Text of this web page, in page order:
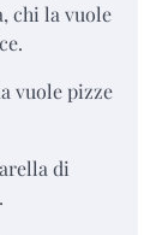
chi la vuole
vuole pizze
di